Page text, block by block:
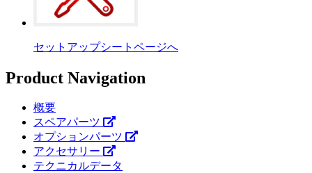
セットアップシートページへ
Product Navigation
概要
スペアパーツ
オプションパーツ
アクセサリー
テクニカルデータ